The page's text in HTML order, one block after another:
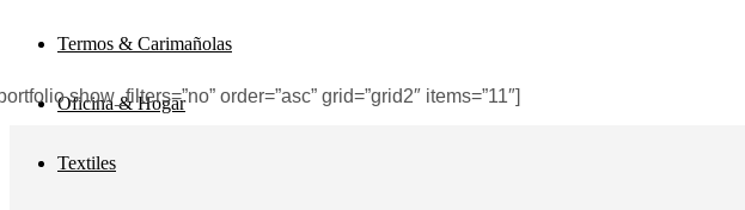
Termos & Carimañolas
Oficina & Hogar
Textiles
show_filters=”no” order=”asc” grid=”grid2″ items=”11″]